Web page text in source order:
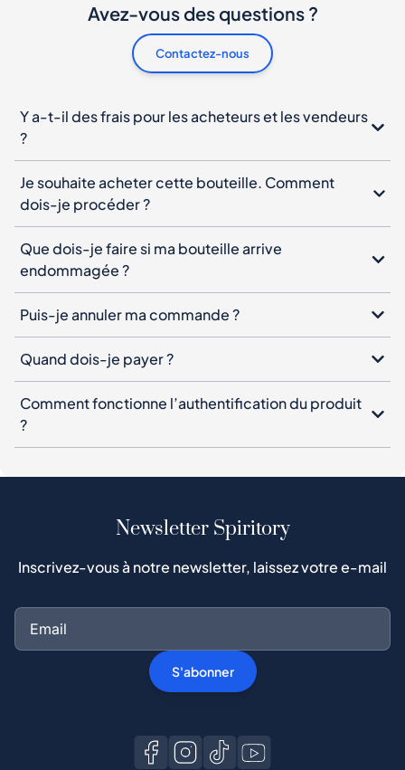
Avez-vous des questions ?
Contactez-nous
Y a-t-il des frais pour les acheteurs et les vendeurs
?
Je souhaite acheter cette bouteille. Comment
dois-je procéder ?
Que dois-je faire si ma bouteille arrive
endommagée ?
Puis-je annuler ma commande ?
Quand dois-je payer ?
Comment fonctionne l’authentification du produit
?
Newsletter Spiritory
Inscrivez-vous à notre newsletter, laissez votre e-mail
S'abonner